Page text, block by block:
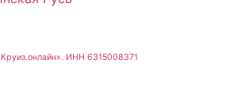
ИНН 6315008371